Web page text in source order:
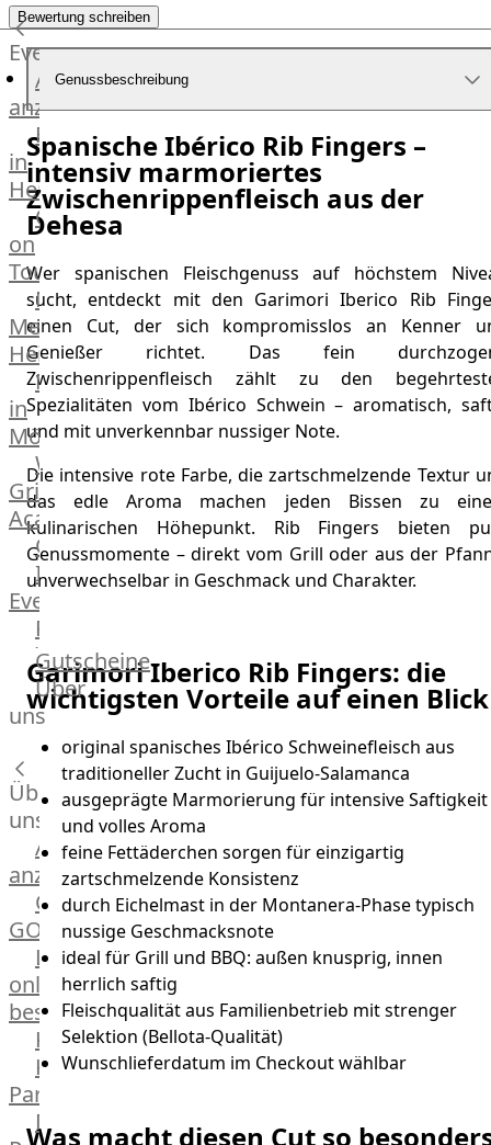
Küchenhelfer
Grillgeräte
Beefer®
Gasgrills
Big
Green
Egg
Grill
Nesmuk
Berkel
Dry
Aging
Schrank
Bücher
Poster
Events
Alle
anzeigen
Fleischkompetenz
in
Heinsberg
OTTO
on
Tour
Männer
Metzger
Heinsberg
Markthalle
in
Mönchengladbach
Weber®
Grill
Academy
OTTO@Home
Individuelle
Events
Partner
Kalender
Gästehaus
Villa
Glanzstoff
Gutscheine
Über
uns
Über
uns
Alle
anzeigen
OTTO
GOURMET
Lebensmittel
online
bestellen
Karriere
Kochschul-
Partner
Depot-
Bewertung schreiben
Genussbeschreibung
Spanische Ibérico Rib Fingers –
intensiv marmoriertes
Zwischenrippenfleisch aus der
Dehesa
Wer spanischen Fleischgenuss auf höchstem
sucht, entdeckt mit den Garimori Iberico Rib
einen Cut, der sich kompromisslos an Kenner
Genießer richtet. Das fein
Zwischenrippenfleisch zählt zu den
Spezialitäten vom Ibérico Schwein – aromatisch,
und mit unverkennbar nussiger Note.
Die intensive rote Farbe, die zartschmelzende Textur
das edle Aroma machen jeden Bissen zu
kulinarischen Höhepunkt. Rib Fingers bieten
Genussmomente – direkt vom Grill oder aus der
unverwechselbar in Geschmack und Charakter.
Garimori Iberico Rib Fingers: die
wichtigsten Vorteile auf einen Blick
original spanisches Ibérico Schweinefleisch aus
traditioneller Zucht in Guijuelo-Salamanca
ausgeprägte Marmorierung für intensive Saftigkeit
und volles Aroma
feine Fettäderchen sorgen für einzigartig
zartschmelzende Konsistenz
durch Eichelmast in der Montanera-Phase typisch
nussige Geschmacksnote
ideal für Grill und BBQ: außen knusprig, innen
herrlich saftig
Fleischqualität aus Familienbetrieb mit strenger
Selektion (Bellota-Qualität)
Wunschlieferdatum im Checkout wählbar
Was macht diesen Cut so